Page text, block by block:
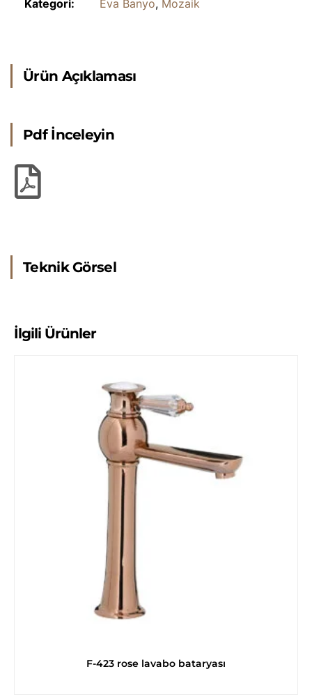
Kategori: Eva Banyo, Mozaik
Ürün Açıklaması
Pdf İnceleyin
Teknik Görsel
İlgili Ürünler
F-423 rose lavabo bataryası